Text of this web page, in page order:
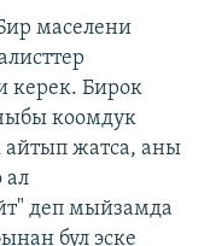
маселени
керек. Бирок
коомдук
жатса, аны
ал
деп мыйзамда
бул эске